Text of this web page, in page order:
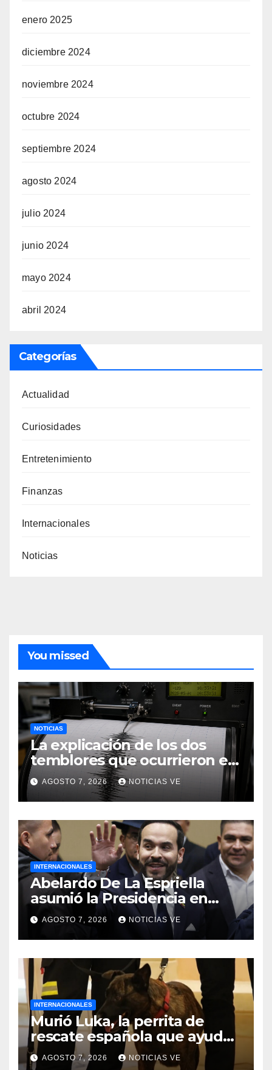
enero 2025
diciembre 2024
noviembre 2024
octubre 2024
septiembre 2024
agosto 2024
julio 2024
junio 2024
mayo 2024
abril 2024
Categorías
Actualidad
Curiosidades
Entretenimiento
Finanzas
Internacionales
Noticias
You missed
NOTICIAS
La explicación de los dos
temblores que ocurrieron en
Barquisimeto
AGOSTO 7, 2026 NOTICIAS VE
INTERNACIONALES
Abelardo De La Espriella
asumió la Presidencia en
medio de una polarización
AGOSTO 7, 2026 NOTICIAS VE
INTERNACIONALES
Murió Luka, la perrita de
rescate española que ayudó
a buscar sobrevivientes bajo
AGOSTO 7, 2026 NOTICIAS VE